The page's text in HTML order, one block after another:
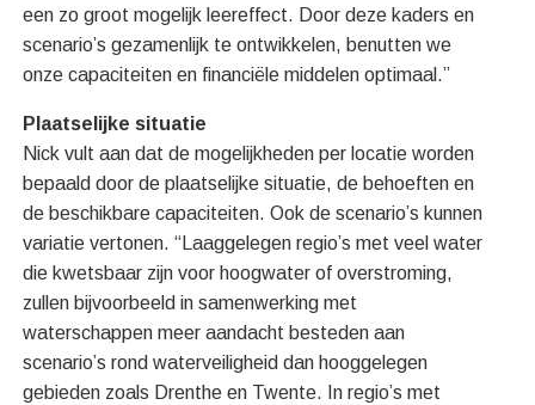
een zo groot mogelijk leereffect. Door deze kaders en
scenario’s gezamenlijk te ontwikkelen, benutten we
onze capaciteiten en financiële middelen optimaal.”
Plaatselijke situatie
Nick vult aan dat de mogelijkheden per locatie worden
bepaald door de plaatselijke situatie, de behoeften en
de beschikbare capaciteiten. Ook de scenario’s kunnen
variatie vertonen. “Laaggelegen regio’s met veel water
die kwetsbaar zijn voor hoogwater of overstroming,
zullen bijvoorbeeld in samenwerking met
waterschappen meer aandacht besteden aan
scenario’s rond waterveiligheid dan hooggelegen
gebieden zoals Drenthe en Twente. In regio’s met